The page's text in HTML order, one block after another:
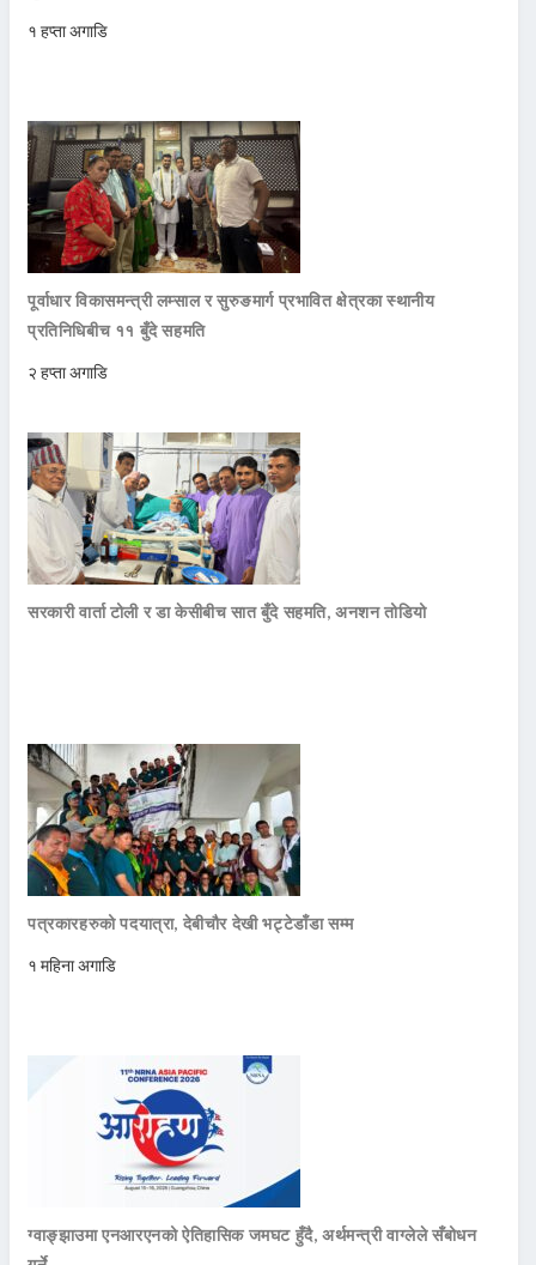
१ हप्ता अगाडि
पूर्वाधार विकासमन्त्री लम्साल र सुरुङमार्ग प्रभावित क्षेत्रका स्थानीय
प्रतिनिधिबीच ११ बुँदे सहमति
२ हप्ता अगाडि
सरकारी वार्ता टोली र डा केसीबीच सात बुँदे सहमति, अनशन तोडियो
पत्रकारहरुको पदयात्रा, देबीचौर देखी भट्टेडाँडा सम्म
१ महिना अगाडि
ग्वाङ्झाउमा एनआरएनको ऐतिहासिक जमघट हुँदै, अर्थमन्त्री वाग्लेले सँबोधन